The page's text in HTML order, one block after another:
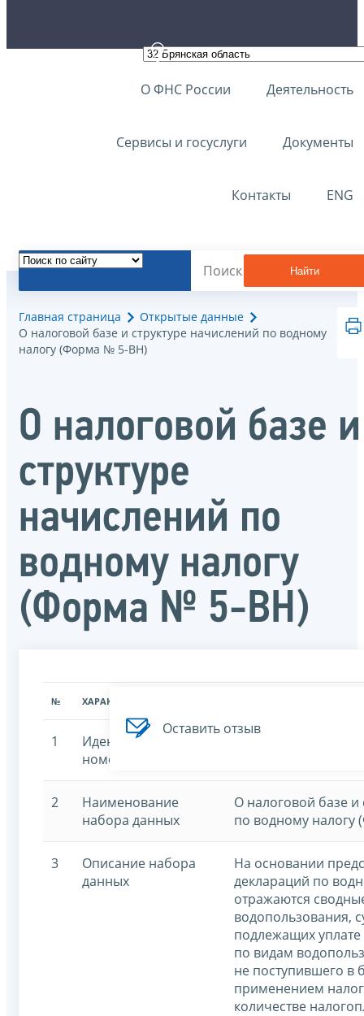
О ФНС России Деятельность
Сервисы и госуслуги Документы
Контакты ENG
Найти
Главная страница
Открытые данные
О налоговой базе и структуре начислений по водному
налогу (Форма № 5-ВН)
О налоговой базе и
структуре
начислений по
водному налогу
(Форма № 5-ВН)
№ ХАРАКТЕРИСТИКА
1
Идентификационный
номер
2
Наименование
набора данных
О налоговой базе и
по водному
3
Описание набора
данных
На основании
деклараций по
отражаются
водопользования,
подлежащих
по видам
не поступившего в
применением
количестве
Оставить отзыв